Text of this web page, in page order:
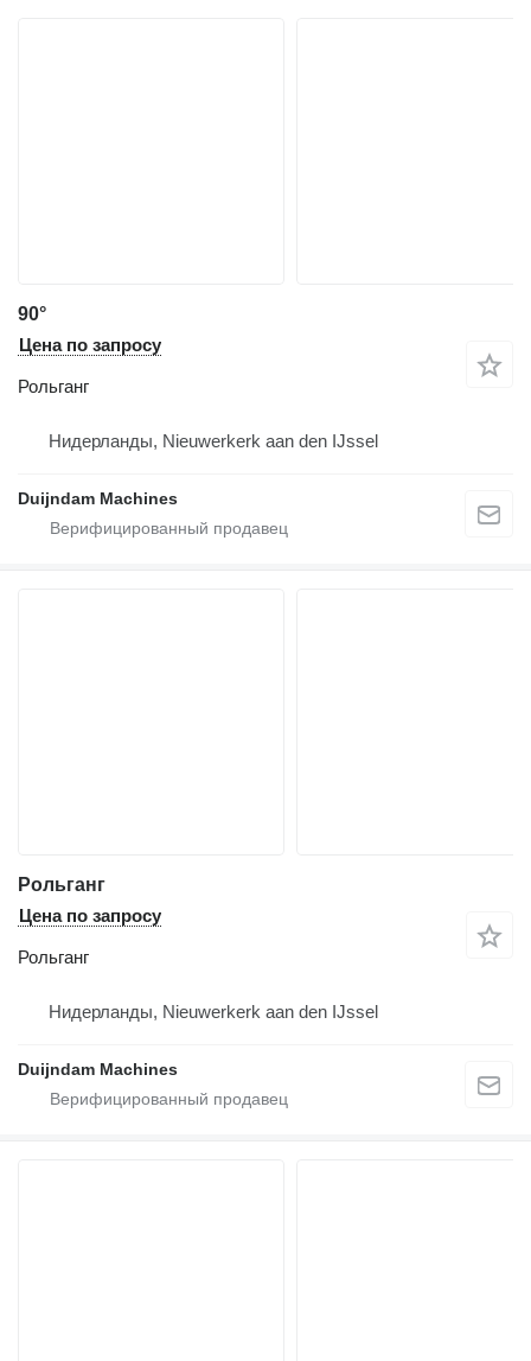
90°
Цена по запросу
Рольганг
Нидерланды, Nieuwerkerk aan den IJssel
Duijndam Machines
Рольганг
Цена по запросу
Рольганг
Нидерланды, Nieuwerkerk aan den IJssel
Duijndam Machines